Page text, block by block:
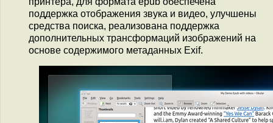
поддержка отображения звука и видео, улучшены
средства поиска, реализована поддержка
дополнительных трансформаций изображений на
основе содержимого метаданных Exif.